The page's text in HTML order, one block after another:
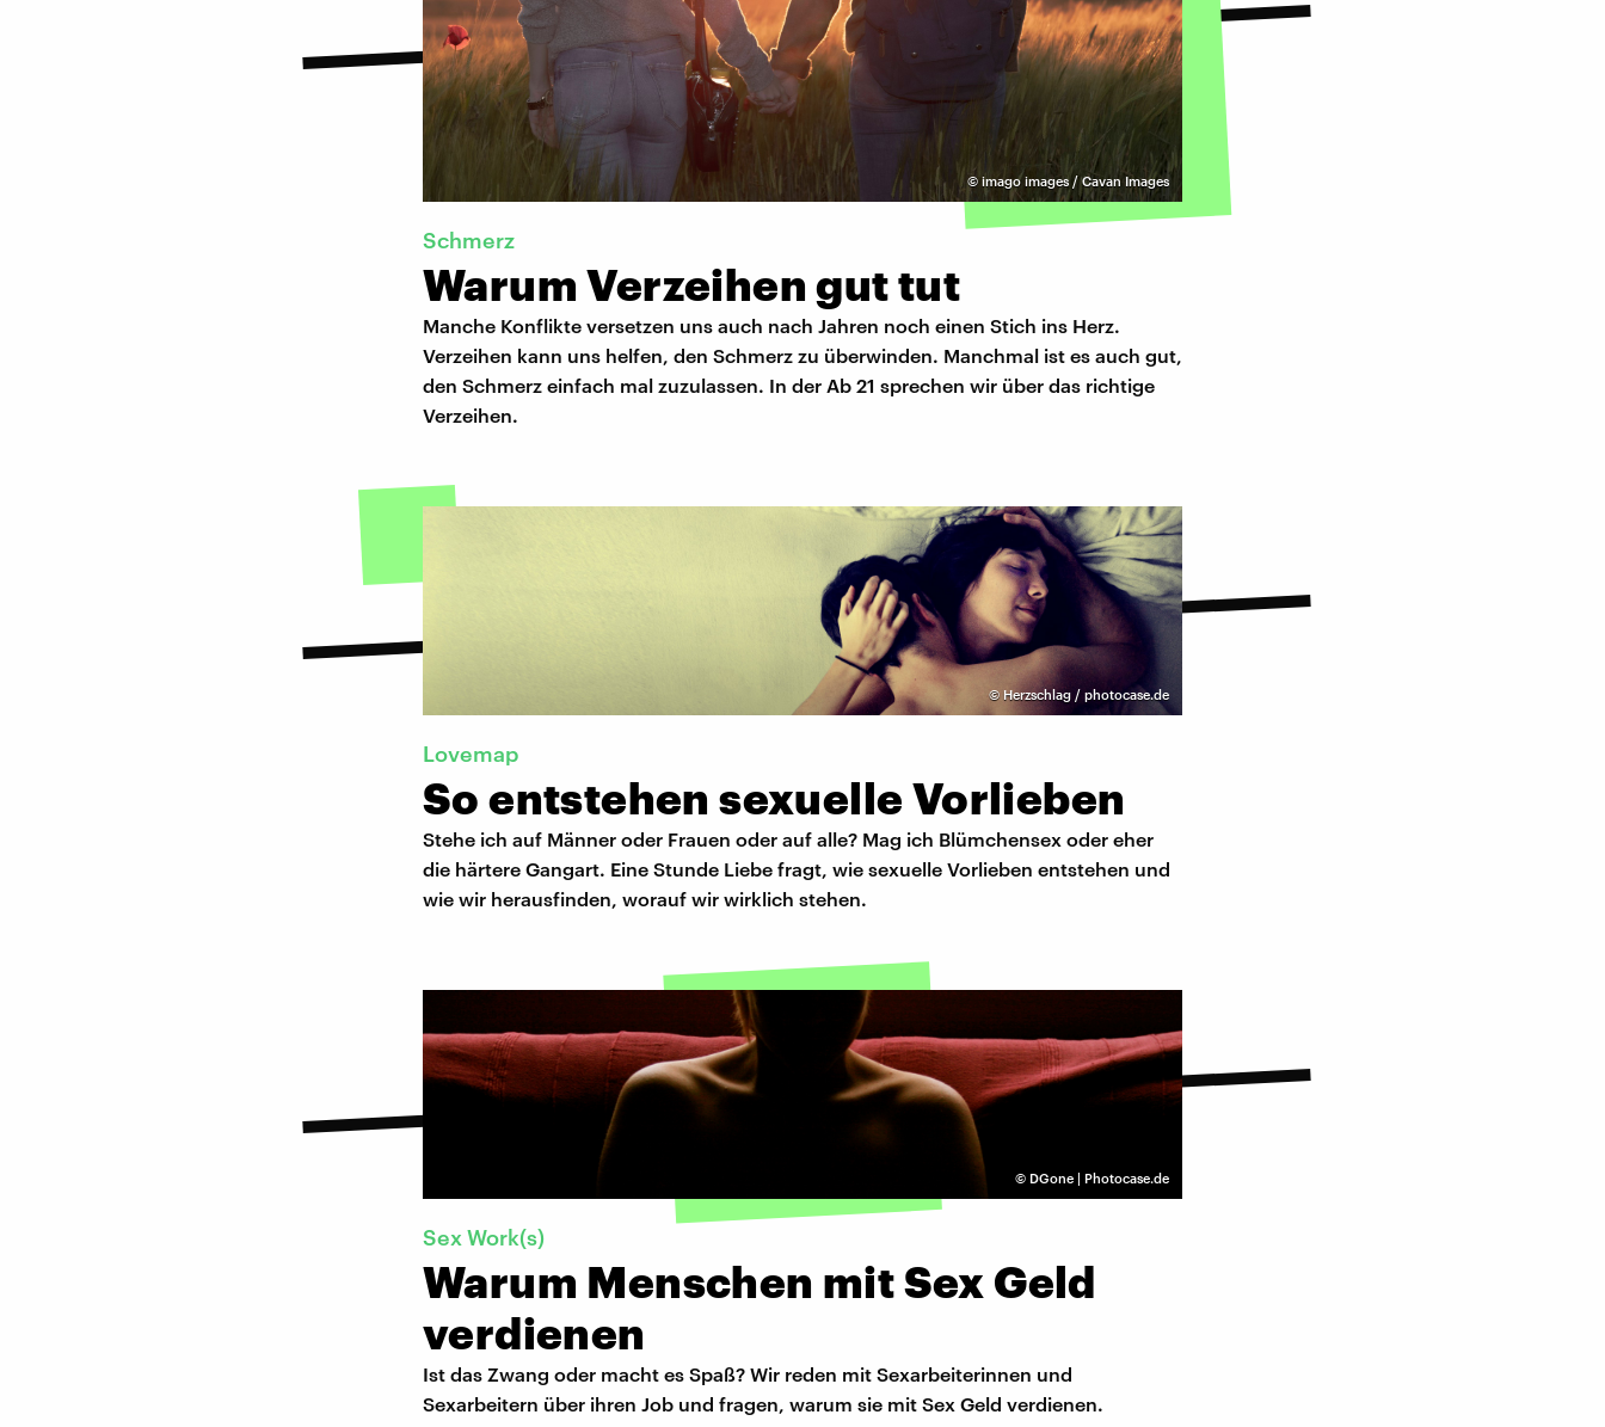
©imago images / Cavan Images
Schmerz
Warum Verzeihen gut tut
Manche Konflikte versetzen uns auch nach Jahren noch einen Stich ins Herz.
Verzeihen kann uns helfen, den Schmerz zu überwinden. Manchmal ist es auch gut,
den Schmerz einfach mal zuzulassen. In der Ab 21 sprechen wir über das richtige
Verzeihen.
© Herzschlag / photocase.de
Lovemap
So entstehen sexuelle Vorlieben
Stehe ich auf Männer oder Frauen oder auf alle? Mag ich Blümchensex oder eher
die härtere Gangart. Eine Stunde Liebe fragt, wie sexuelle Vorlieben entstehen und
wie wir herausfinden, worauf wir wirklich stehen.
© DGone | Photocase.de
Sex Work(s)
Warum Menschen mit Sex Geld
verdienen
Ist das Zwang oder macht es Spaß? Wir reden mit Sexarbeiterinnen und
Sexarbeitern über ihren Job und fragen, warum sie mit Sex Geld verdienen.